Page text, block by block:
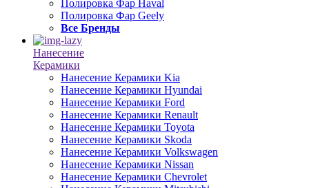
Полировка Фар Haval
Полировка Фар Geely
Все Бренды
Нанесение
Керамики
Нанесение Керамики Kia
Нанесение Керамики Hyundai
Нанесение Керамики Ford
Нанесение Керамики Renault
Нанесение Керамики Toyota
Нанесение Керамики Skoda
Нанесение Керамики Volkswagen
Нанесение Керамики Nissan
Нанесение Керамики Chevrolet